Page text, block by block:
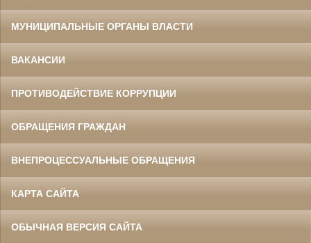
МУНИЦИПАЛЬНЫЕ ОРГАНЫ ВЛАСТИ
ВАКАНСИИ
ПРОТИВОДЕЙСТВИЕ КОРРУПЦИИ
ОБРАЩЕНИЯ ГРАЖДАН
ВНЕПРОЦЕССУАЛЬНЫЕ ОБРАЩЕНИЯ
КАРТА САЙТА
ОБЫЧНАЯ ВЕРСИЯ САЙТА